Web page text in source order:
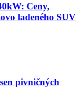
Ceny,
ladeného SUV
pivničných